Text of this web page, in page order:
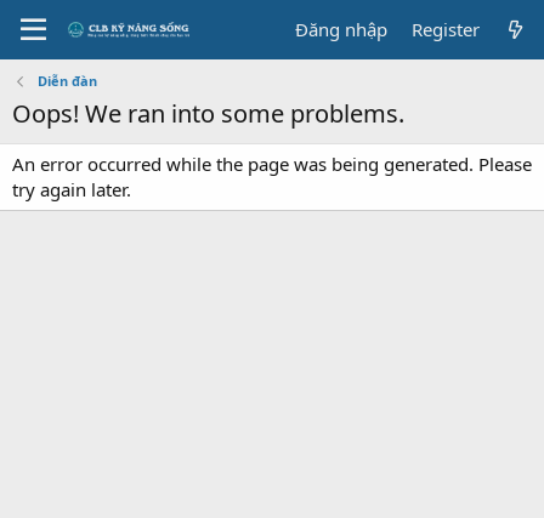
Đăng nhập Register
Diễn đàn
Oops! We ran into some problems.
An error occurred while the page was being generated. Please
try again later.